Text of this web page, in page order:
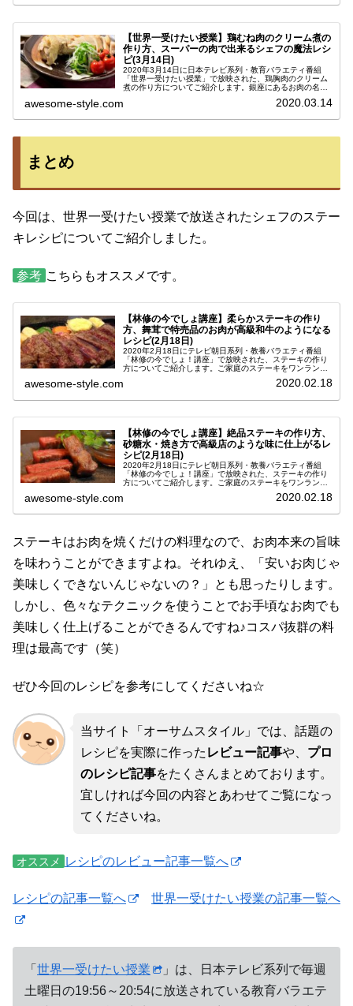
【世界一受けたい授業】鶏むね肉のクリーム煮の
作り方、スーパーの肉で出来るシェフの魔法レシ
ピ(3月14日)
2020年3月14日に日本テレビ系列・教育バラエティ番組
「世界一受けたい授業」で放映された、鶏胸肉のクリーム
煮の作り方についてご紹介します。銀座にあるお肉の名店
awesome-style.com 2020.03.14
まとめ
今回は、世界一受けたい授業で放送されたシェフのステー
キレシピについてご紹介しました。
参考 こちらもオススメです。
【林修の今でしょ講座】柔らかステーキの作り
方、舞茸で特売品のお肉が高級和牛のようになる
レシピ(2月18日)
2020年2月18日にテレビ朝日系列・教養バラエティ番組
「林修の今でしょ！講座」で放映された、ステーキの作り
方についてご紹介します。ご家庭のステーキをワンランク
awesome-style.com 2020.02.18
【林修の今でしょ講座】絶品ステーキの作り方、
砂糖水・焼き方で高級店のような味に仕上がるレ
シピ(2月18日)
2020年2月18日にテレビ朝日系列・教養バラエティ番組
「林修の今でしょ！講座」で放映された、ステーキの作り
方についてご紹介します。ご家庭のステーキをワンランク
awesome-style.com 2020.02.18
ステーキはお肉を焼くだけの料理なので、お肉本来の旨味
を味わうことができますよね。それゆえ、「安いお肉じゃ
美味しくできないんじゃないの？」とも思ったりします。
しかし、色々なテクニックを使うことでお手頃なお肉でも
美味しく仕上げることができるんですね♪コスパ抜群の料
理は最高です（笑）
ぜひ今回のレシピを参考にしてくださいね☆
当サイト「オーサムスタイル」では、話題の
レシピを実際に作った レビュー記事や、 プロ
のレシピ記事をたくさんまとめております。
宜しければ今回の内容とあわせてご覧になっ
てくださいね。
オススメ レシピのレビュー記事一覧へ
レシピの記事一覧へ 世界一受けたい授業の記事一覧へ
「 世界一受けたい授業
」は、日本テレビ系列で毎週
土曜日の19:56～20:54に放送されている教育バラエテ